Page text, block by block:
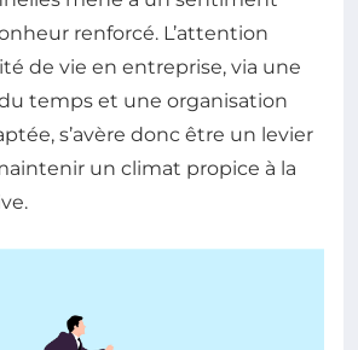
renforcé. L’attention
de vie en entreprise, via une
temps et une organisation
s’avère donc être un levier
un climat propice à la